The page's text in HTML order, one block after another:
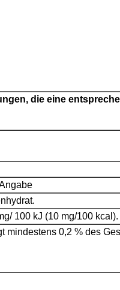
die eine
100 kJ (10 mg/100 kcal).
mindestens 0,2 % des